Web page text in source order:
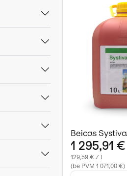
Beicas
1 295,91 €
129,59 € / l
(be PVM 1 071,00 €)